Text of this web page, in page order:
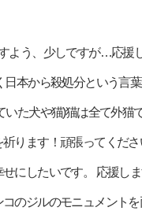
よう、少しですが…応援
本から殺処分という言葉
た犬や猫)猫は全て外猫
ります！頑張ってくださ
にしたいです。 応援しま
のジルのモニュメント